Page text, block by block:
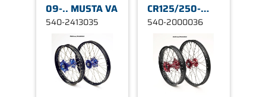
09-.. MUSTA VA
540-2413035
CR125/250-
CRF250/450
540-2000036